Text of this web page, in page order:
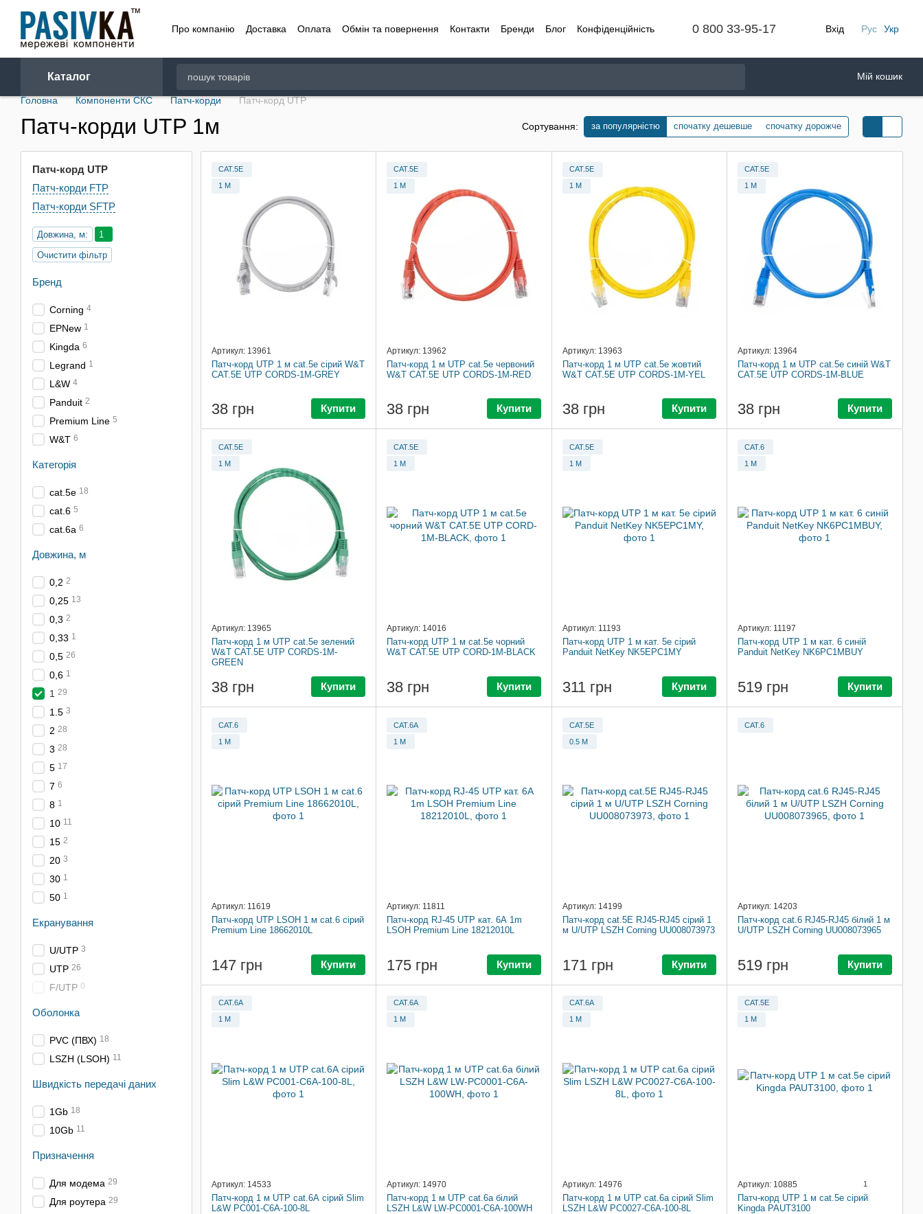
Перейти до основного контенту
Про компанію
Доставка Оплата Обмін та повернення Контакти Бренди Блог
Конфіденційність
0 800 33-95-17 Вхід Рус Укр
Каталог Мій кошик
Головна Компоненти СКС Патч-корди Патч-корд UTP
Патч-корди UTP 1м Сортування: за популярністю спочатку дешевше спочатку дорожче
CAT.5E
1 М
Артикул: 13961
Патч-корд UTP 1 м cat.5e сірий W&T
CAT.5E UTP CORDS-1M-GREY
38 грн Купити
CAT.5E
1 М
Артикул: 13962
Патч-корд 1 м UTP cat.5e червоний
W&T CAT.5E UTP CORDS-1M-RED
38 грн Купити
CAT.5E
1 М
Артикул: 13963
Патч-корд 1 м UTP cat.5e жовтий
W&T CAT.5E UTP CORDS-1M-YEL
38 грн Купити
CAT.5E
1 М
Артикул: 13964
Патч-корд 1 м UTP cat.5e синій W&T
CAT.5E UTP CORDS-1M-BLUE
38 грн Купити
CAT.5E
1 М
Артикул: 13965
Патч-корд 1 м UTP cat.5e зелений
W&T CAT.5E UTP CORDS-1M-
GREEN
38 грн Купити
CAT.5E
1 М
Артикул: 14016
Патч-корд UTP 1 м cat.5e чорний
W&T CAT.5E UTP CORD-1M-BLACK
38 грн Купити
CAT.5E
1 М
Артикул: 11193
Патч-корд UTP 1 м кат. 5e сірий
Panduit NetKey NK5EPC1MY
311 грн Купити
CAT.6
1 М
Артикул: 11197
Патч-корд UTP 1 м кат. 6 синій
Panduit NetKey NK6PC1MBUY
519 грн Купити
CAT.6
1 М
Артикул: 11619
Патч-корд UTP LSOH 1 м cat.6 сірий
Premium Line 18662010L
147 грн Купити
CAT.6A
1 М
Артикул: 11811
Патч-корд RJ-45 UTP кат. 6A 1m
LSOH Premium Line 18212010L
175 грн Купити
CAT.5E
0.5 М
Артикул: 14199
Патч-корд cat.5Е RJ45-RJ45 сірий 1
м U/UTP LSZH Corning UU008073973
171 грн Купити
CAT.6
Артикул: 14203
Патч-корд cat.6 RJ45-RJ45 білий 1 м
U/UTP LSZH Corning UU008073965
519 грн Купити
CAT.6A
1 М
Артикул: 14533
Патч-корд 1 м UTP cat.6А сірий Slim
L&W PC001-C6A-100-8L
CAT.6A
1 М
Артикул: 14970
Патч-корд 1 м UTP cat.6a білий
LSZH L&W LW-PC0001-C6A-100WH
CAT.6A
1 М
Артикул: 14976
Патч-корд 1 м UTP cat.6a сірий Slim
LSZH L&W PC0027-C6A-100-8L
CAT.5E
1 М
Артикул: 10885 1
Патч-корд UTP 1 м cat.5e сірий
Kingda PAUT3100
Патч-корд UTP
Патч-корди FTP
Патч-корди SFTP
Довжина, м:
1
Очистити фільтр
Бренд
Corning 4
EPNew 1
Kingda 6
Legrand 1
L&W 4
Panduit 2
Premium Line 5
W&T 6
Категорія
cat.5e 18
cat.6 5
cat.6a 6
Довжина, м
0,2 2
0,25 13
0,3 2
0,33 1
0,5 26
0,6 1
1 29
1.5 3
2 28
3 28
5 17
7 6
8 1
10 11
15 2
20 3
30 1
50 1
Екранування
U/UTP 3
UTP 26
F/UTP 0
Оболонка
PVC (ПВХ) 18
LSZH (LSOH) 11
Швидкість передачі даних
1Gb 18
10Gb 11
Призначення
Для модема 29
Для роутера 29